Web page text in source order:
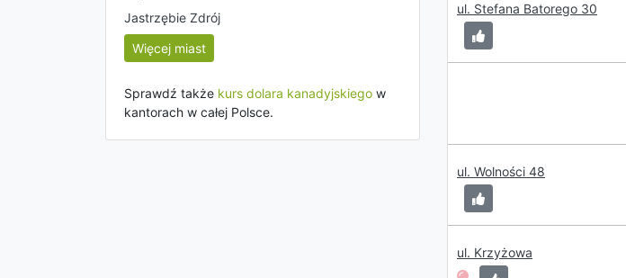
Jastrzębie Zdrój
Więcej miast
Sprawdź także kurs dolara kanadyjskiego w
kantorach w całej Polsce.
ul. Stefana Batorego 30
ul. Wolności 48
ul. Krzyżowa